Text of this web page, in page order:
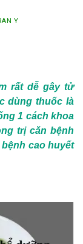
Y
rất dễ gây tử
dùng thuốc là
1 cách khoa
trị căn bệnh
cao huyết